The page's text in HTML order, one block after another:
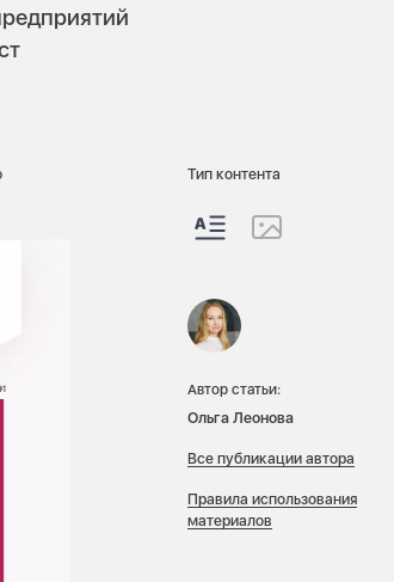
Тип контента
Автор статьи:
Ольга Леонова
Все публикации автора
Правила использования
материалов